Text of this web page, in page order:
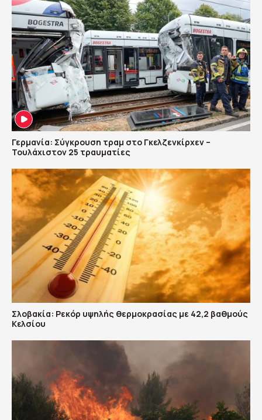
Γερμανία: Σύγκρουση τραμ στο Γκελζενκίρχεν –
Τουλάχιστον 25 τραυματίες
Σλοβακία: Ρεκόρ υψηλής θερμοκρασίας με 42,2 βαθμούς
Κελσίου